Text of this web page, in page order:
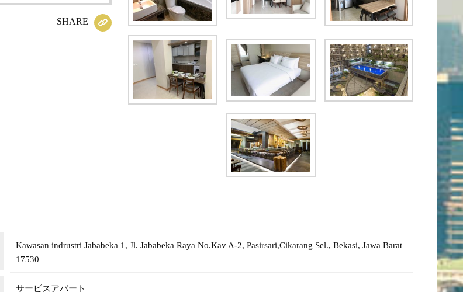
SHARE
Kawasan indrustri Jababeka 1, Jl. Jababeka Raya No.Kav A-2, Pasirsari,Cikarang Sel., Bekasi, Jawa Barat
17530
サービスアパート